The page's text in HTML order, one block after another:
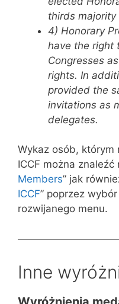
thirds majority
4) Honorary
have the right
Congresses
rights. In
provided the
invitations as
delegates.
Wykaz osób, którym
ICCF można znaleźć
Members” jak
ICCF” poprzez
rozwijanego menu.
Inne